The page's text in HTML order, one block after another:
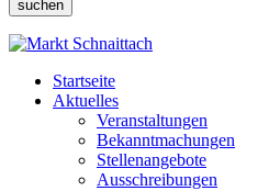
suchen
Startseite
Aktuelles
Veranstaltungen
Bekanntmachungen
Stellenangebote
Ausschreibungen